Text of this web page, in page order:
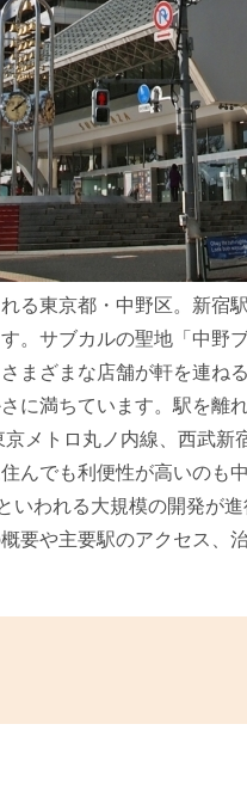
る東京都・中野区。新宿
。サブカルの聖地「中野
まざまな店舗が軒を連ね
に満ちています。駅を離
京メトロ丸ノ内線、西武
んでも利便性が高いのも
いわれる大規模の開発が
要や主要駅のアクセス、